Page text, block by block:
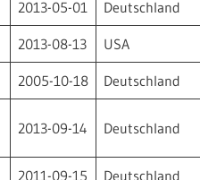
2013-05-01 Deutschland
2013-08-13 USA
2005-10-18 Deutschland
2013-09-14 Deutschland
2011-09-15 Deutschland